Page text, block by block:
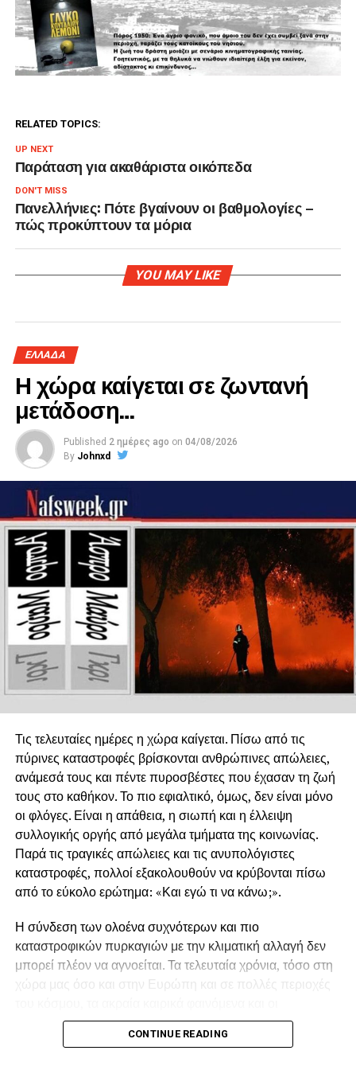
RELATED TOPICS:
UP NEXT
Παράταση για ακαθάριστα οικόπεδα
DON'T MISS
Πανελλήνιες: Πότε βγαίνουν οι βαθμολογίες –
πώς προκύπτουν τα μόρια
YOU MAY LIKE
ΕΛΛΑΔΑ
Η χώρα καίγεται σε ζωντανή
μετάδοση…
Published 2 ημέρες ago on 04/08/2026
By Johnxd
Τις τελευταίες ημέρες η χώρα καίγεται. Πίσω από τις
πύρινες καταστροφές βρίσκονται ανθρώπινες απώλειες,
ανάμεσά τους και πέντε πυροσβέστες που έχασαν τη ζωή
τους στο καθήκον. Το πιο εφιαλτικό, όμως, δεν είναι μόνο
οι φλόγες. Είναι η απάθεια, η σιωπή και η έλλειψη
συλλογικής οργής από μεγάλα τμήματα της κοινωνίας.
Παρά τις τραγικές απώλειες και τις ανυπολόγιστες
καταστροφές, πολλοί εξακολουθούν να κρύβονται πίσω
από το εύκολο ερώτημα: «Και εγώ τι να κάνω;».
Η σύνδεση των ολοένα συχνότερων και πιο
καταστροφικών πυρκαγιών με την κλιματική αλλαγή δεν
μπορεί πλέον να αγνοείται. Τα τελευταία χρόνια, τόσο στη
χώρα μας όσο και στην Ευρώπη και σε πολλές περιοχές
παρατεταμένοι καύσωνες δημιουργούν συνθήκες που
ευνοούν την εκδήλωση και την ταχύτατη εξάπλωση των
CONTINUE READING